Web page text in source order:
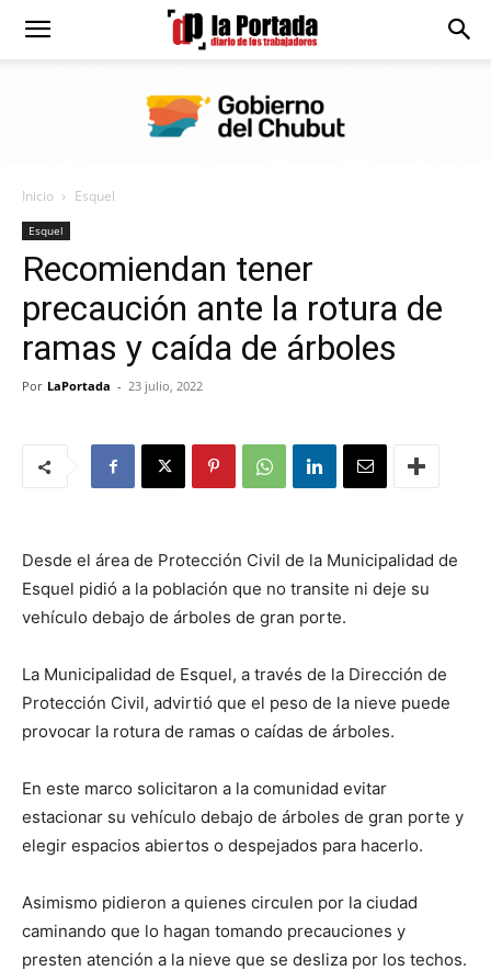
Diario
Portada
Inicio Esquel
Esquel
Recomiendan tener
precaución ante la rotura de
ramas y caída de árboles
Por LaPortada - 23 julio, 2022
Desde el área de Protección Civil de la Municipalidad de
Esquel pidió a la población que no transite ni deje su
vehículo debajo de árboles de gran porte.
La Municipalidad de Esquel, a través de la Dirección de
Protección Civil, advirtió que el peso de la nieve puede
provocar la rotura de ramas o caídas de árboles.
En este marco solicitaron a la comunidad evitar
estacionar su vehículo debajo de árboles de gran porte y
elegir espacios abiertos o despejados para hacerlo.
Asimismo pidieron a quienes circulen por la ciudad
caminando que lo hagan tomando precauciones y
presten atención a la nieve que se desliza por los techos.